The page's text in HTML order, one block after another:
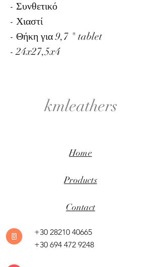
- Συνθετικό
- Χιαστί
- Θήκη για 9,7 " tablet
- 24x27,5x4
kmleathers
Home
Products
Contact
+30 28210 40665
+30 694 472 9248